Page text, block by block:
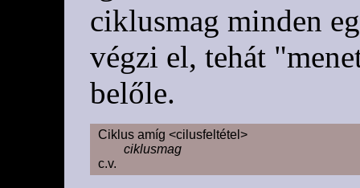
ciklusmag minden
végzi el, tehát
belőle.
Ciklus amíg <cilusfeltétel>
ciklusmag